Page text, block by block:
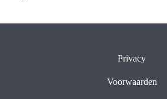
Privacy
Voorwaarden